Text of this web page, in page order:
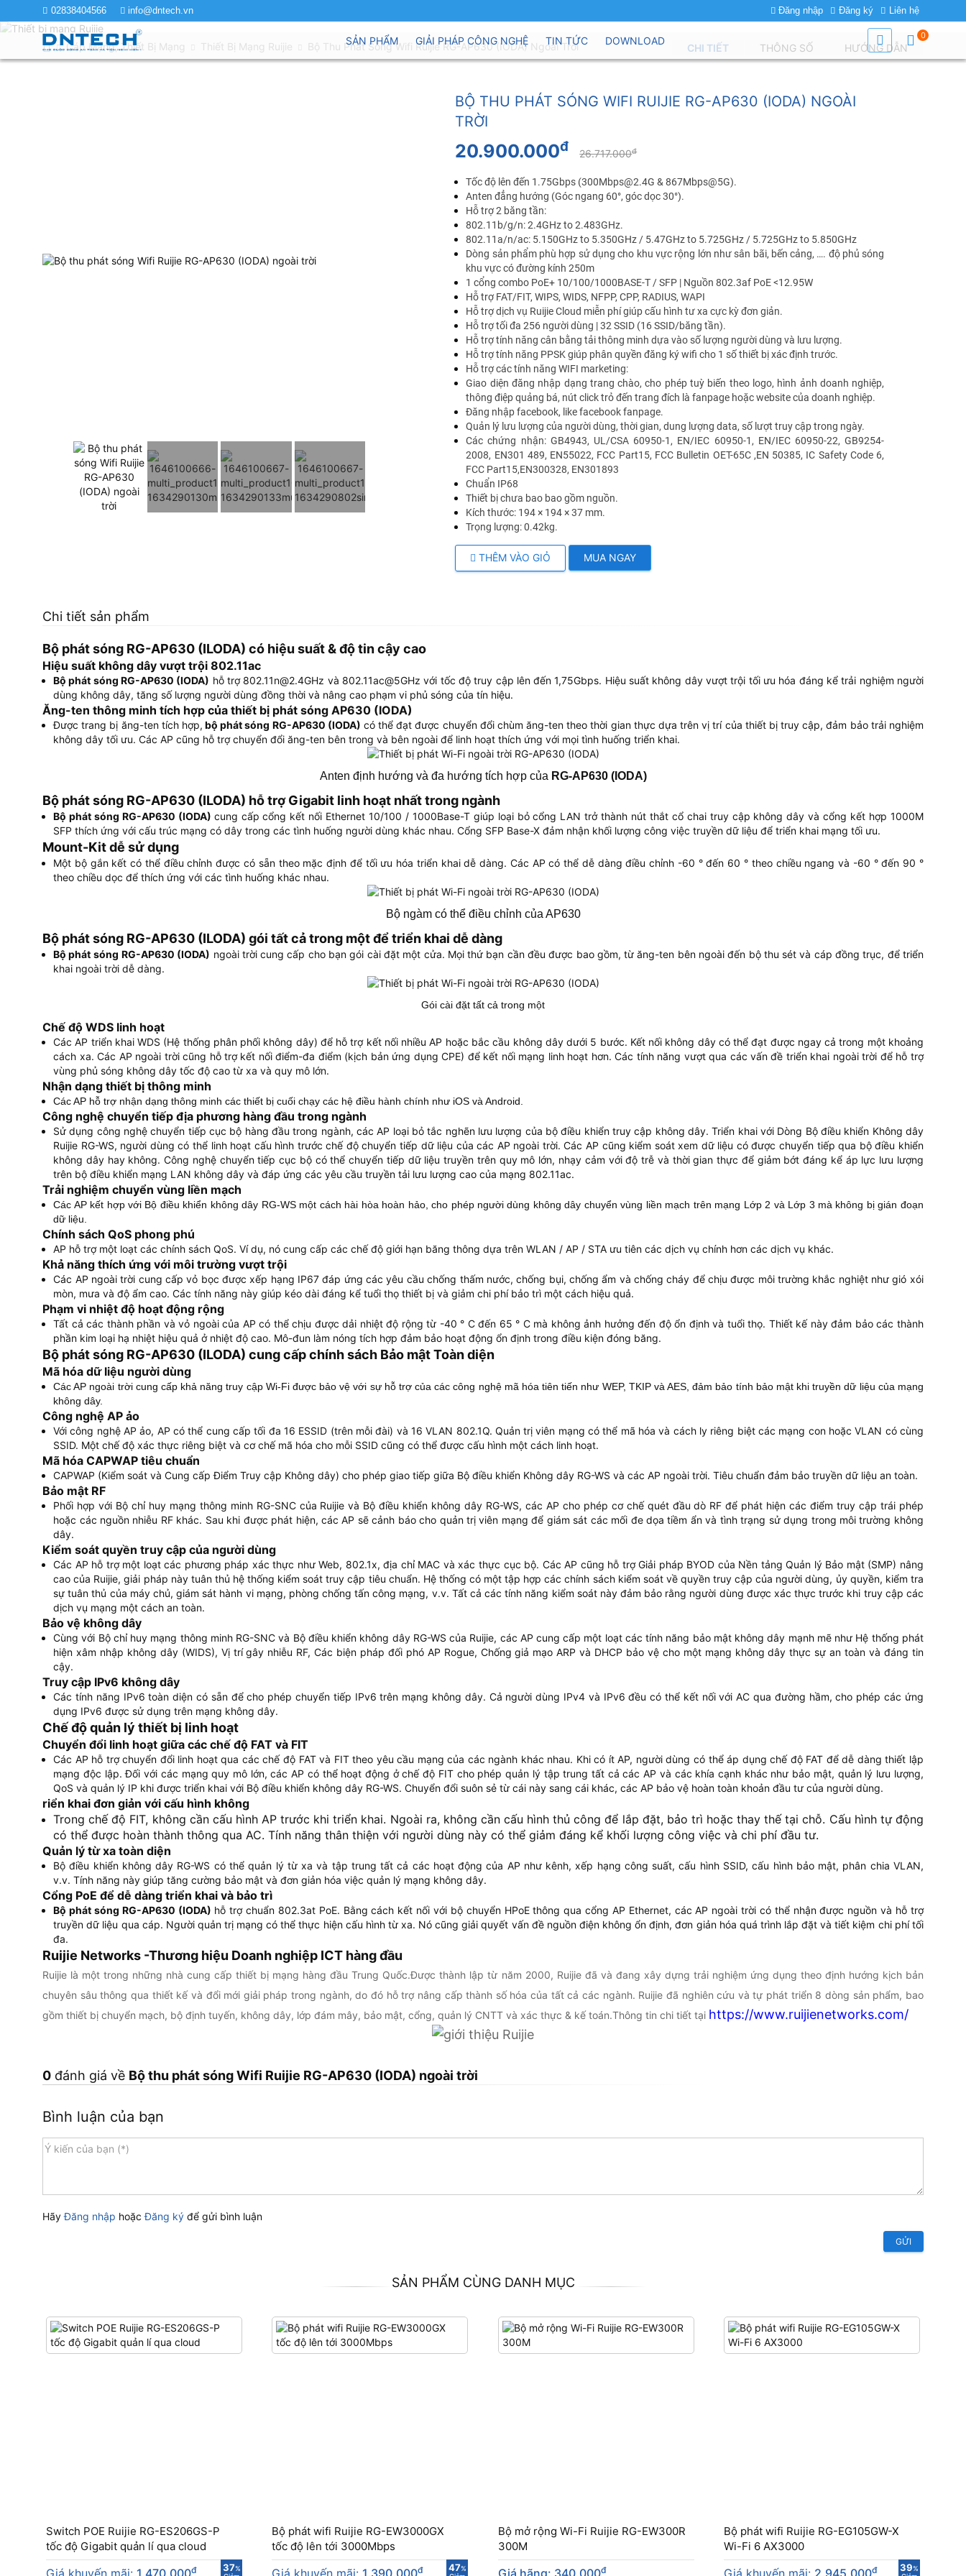
02838404566 info@dntech.vn Đăng nhập Đăng ký Liên hệ
SẢN PHẨM GIẢI PHÁP CÔNG NGHỆ TIN TỨC DOWNLOAD 0
Cáp Mạng, Thiết Bị Mạng Thiết Bị Mạng Ruijie Bộ Thu Phát Sóng Wifi Ruijie RG-AP630 (IODA) Ngoài Trời CHI TIẾT THÔNG SỐ HƯỚNG DẪN
BỘ THU PHÁT SÓNG WIFI RUIJIE RG-AP630 (IODA) NGOÀI
TRỜI
20.900.000đ 26.717.000đ
Tốc độ lên đến 1.75Gbps (300Mbps@2.4G & 867Mbps@5G).
Anten đẳng hướng (Góc ngang 60°, góc dọc 30°).
Hỗ trợ 2 băng tần:
802.11b/g/n: 2.4GHz to 2.483GHz.
802.11a/n/ac: 5.150GHz to 5.350GHz / 5.47GHz to 5.725GHz / 5.725GHz to 5.850GHz
Dòng sản phẩm phù hợp sử dụng cho khu vực rộng lớn như sân bãi, bến cảng, …. độ phủ sóng
khu vực có đường kính 250m
1 cổng combo PoE+ 10/100/1000BASE-T / SFP | Nguồn 802.3af PoE <12.95W
Hỗ trợ FAT/FIT, WIPS, WIDS, NFPP, CPP, RADIUS, WAPI
Hỗ trợ dịch vụ Ruijie Cloud miễn phí giúp cấu hình tư xa cực kỳ đơn giản.
Hỗ trợ tối đa 256 người dùng | 32 SSID (16 SSID/băng tần).
Hỗ trợ tính năng cân bằng tải thông minh dựa vào số lượng người dùng và lưu lượng.
Hỗ trợ tính năng PPSK giúp phân quyền đăng ký wifi cho 1 số thiết bị xác định trước.
Hỗ trợ các tính năng WIFI marketing:
Giao diện đăng nhập dạng trang chào, cho phép tuỳ biến theo logo, hình ảnh doanh nghiệp,
thông điệp quảng bá, nút click trỏ đến trang đích là fanpage hoặc website của doanh nghiệp.
Đăng nhập facebook, like facebook fanpage.
Quản lý lưu lượng của người dùng, thời gian, dung lượng data, số lượt truy cập trong ngày.
Các chứng nhận: GB4943, UL/CSA 60950-1, EN/IEC 60950-1, EN/IEC 60950-22, GB9254-
2008, EN301 489, EN55022, FCC Part15, FCC Bulletin OET-65C ,EN 50385, IC Safety Code 6,
FCC Part15,EN300328, EN301893
Chuẩn IP68
Thiết bị chưa bao bao gồm nguồn.
Kích thước: 194 × 194 × 37 mm.
Trọng lượng: 0.42kg.
THÊM VÀO GIỎ MUA NGAY
Chi tiết sản phẩm
Bộ phát sóng RG-AP630 (ILODA) có hiệu suất & độ tin cậy cao
Hiệu suất không dây vượt trội 802.11ac
Bộ phát sóng RG-AP630 (IODA) hỗ trợ 802.11n@2.4GHz và 802.11ac@5GHz với tốc độ truy cập lên đến 1,75Gbps. Hiệu suất không dây vượt trội tối ưu hóa đáng kể trải nghiệm người
dùng không dây, tăng số lượng người dùng đồng thời và nâng cao phạm vi phủ sóng của tín hiệu.
Ăng-ten thông minh tích hợp của thiết bị phát sóng AP630 (IODA)
Được trang bị ăng-ten tích hợp, bộ phát sóng RG-AP630 (IODA) có thể đạt được chuyển đổi chùm ăng-ten theo thời gian thực dựa trên vị trí của thiết bị truy cập, đảm bảo trải nghiệm
không dây tối ưu. Các AP cũng hỗ trợ chuyển đổi ăng-ten bên trong và bên ngoài để linh hoạt thích ứng với mọi tình huống triển khai.
Anten định hướng và đa hướng tích hợp của RG-AP630 (IODA)
Bộ phát sóng RG-AP630 (ILODA) hỗ trợ Gigabit linh hoạt nhất trong ngành
Bộ phát sóng RG-AP630 (IODA) cung cấp cổng kết nối Ethernet 10/100 / 1000Base-T giúp loại bỏ cổng LAN trở thành nút thắt cổ chai truy cập không dây và cổng kết hợp 1000M
SFP thích ứng với cấu trúc mạng có dây trong các tình huống người dùng khác nhau. Cổng SFP Base-X đảm nhận khối lượng công việc truyền dữ liệu để triển khai mạng tối ưu.
Mount-Kit dễ sử dụng
Một bộ gắn kết có thể điều chỉnh được có sẵn theo mặc định để tối ưu hóa triển khai dễ dàng. Các AP có thể dễ dàng điều chỉnh -60 ° đến 60 ° theo chiều ngang và -60 ° đến 90 °
theo chiều dọc để thích ứng với các tình huống khác nhau.
Bộ ngàm có thể điều chỉnh của AP630
Bộ phát sóng RG-AP630 (ILODA) gói tất cả trong một để triển khai dễ dàng
Bộ phát sóng RG-AP630 (IODA) ngoài trời cung cấp cho bạn gói cài đặt một cửa. Mọi thứ bạn cần đều được bao gồm, từ ăng-ten bên ngoài đến bộ thu sét và cáp đồng trục, để triển
khai ngoài trời dễ dàng.
Gói cài đặt tất cả trong một
Chế độ WDS linh hoạt
Các AP triển khai WDS (Hệ thống phân phối không dây) để hỗ trợ kết nối nhiều AP hoặc bắc cầu không dây dưới 5 bước. Kết nối không dây có thể đạt được ngay cả trong một khoảng
cách xa. Các AP ngoài trời cũng hỗ trợ kết nối điểm-đa điểm (kịch bản ứng dụng CPE) để kết nối mạng linh hoạt hơn. Các tính năng vượt qua các vấn đề triển khai ngoài trời để hỗ trợ
vùng phủ sóng không dây tốc độ cao từ xa và quy mô lớn.
Nhận dạng thiết bị thông minh
Các AP hỗ trợ nhận dạng thông minh các thiết bị cuối chạy các hệ điều hành chính như iOS và Android.
Công nghệ chuyển tiếp địa phương hàng đầu trong ngành
Sử dụng công nghệ chuyển tiếp cục bộ hàng đầu trong ngành, các AP loại bỏ tắc nghẽn lưu lượng của bộ điều khiển truy cập không dây. Triển khai với Dòng Bộ điều khiển Không dây
Ruijie RG-WS, người dùng có thể linh hoạt cấu hình trước chế độ chuyển tiếp dữ liệu của các AP ngoài trời. Các AP cũng kiểm soát xem dữ liệu có được chuyển tiếp qua bộ điều khiển
không dây hay không. Công nghệ chuyển tiếp cục bộ có thể chuyển tiếp dữ liệu truyền trên quy mô lớn, nhạy cảm với độ trễ và thời gian thực để giảm bớt đáng kể áp lực lưu lượng
trên bộ điều khiển mạng LAN không dây và đáp ứng các yêu cầu truyền tải lưu lượng cao của mạng 802.11ac.
Trải nghiệm chuyển vùng liền mạch
Các AP kết hợp với Bộ điều khiển không dây RG-WS một cách hài hòa hoàn hảo, cho phép người dùng không dây chuyển vùng liền mạch trên mạng Lớp 2 và Lớp 3 mà không bị gián đoạn
dữ liệu.
Chính sách QoS phong phú
AP hỗ trợ một loạt các chính sách QoS. Ví dụ, nó cung cấp các chế độ giới hạn băng thông dựa trên WLAN / AP / STA ưu tiên các dịch vụ chính hơn các dịch vụ khác.
Khả năng thích ứng với môi trường vượt trội
Các AP ngoài trời cung cấp vỏ bọc được xếp hạng IP67 đáp ứng các yêu cầu chống thấm nước, chống bụi, chống ẩm và chống cháy để chịu được môi trường khắc nghiệt như gió xói
mòn, mưa và độ ẩm cao. Các tính năng này giúp kéo dài đáng kể tuổi thọ thiết bị và giảm chi phí bảo trì một cách hiệu quả.
Phạm vi nhiệt độ hoạt động rộng
Tất cả các thành phần và vỏ ngoài của AP có thể chịu được dải nhiệt độ rộng từ -40 ° C đến 65 ° C mà không ảnh hưởng đến độ ổn định và tuổi thọ. Thiết kế này đảm bảo các thành
phần kim loại hạ nhiệt hiệu quả ở nhiệt độ cao. Mô-đun làm nóng tích hợp đảm bảo hoạt động ổn định trong điều kiện đóng băng.
Bộ phát sóng RG-AP630 (ILODA) cung cấp chính sách Bảo mật Toàn diện
Mã hóa dữ liệu người dùng
Các AP ngoài trời cung cấp khả năng truy cập Wi-Fi được bảo vệ với sự hỗ trợ của các công nghệ mã hóa tiên tiến như WEP, TKIP và AES, đảm bảo tính bảo mật khi truyền dữ liệu của mạng
không dây.
Công nghệ AP ảo
Với công nghệ AP ảo, AP có thể cung cấp tối đa 16 ESSID (trên mỗi đài) và 16 VLAN 802.1Q. Quản trị viên mạng có thể mã hóa và cách ly riêng biệt các mạng con hoặc VLAN có cùng
SSID. Một chế độ xác thực riêng biệt và cơ chế mã hóa cho mỗi SSID cũng có thể được cấu hình một cách linh hoạt.
Mã hóa CAPWAP tiêu chuẩn
CAPWAP (Kiểm soát và Cung cấp Điểm Truy cập Không dây) cho phép giao tiếp giữa Bộ điều khiển Không dây RG-WS và các AP ngoài trời. Tiêu chuẩn đảm bảo truyền dữ liệu an toàn.
Bảo mật RF
Phối hợp với Bộ chỉ huy mạng thông minh RG-SNC của Ruijie và Bộ điều khiển không dây RG-WS, các AP cho phép cơ chế quét đầu dò RF để phát hiện các điểm truy cập trái phép
hoặc các nguồn nhiễu RF khác. Sau khi được phát hiện, các AP sẽ cảnh báo cho quản trị viên mạng để giám sát các mối đe dọa tiềm ẩn và tình trạng sử dụng trong môi trường không
dây.
Kiểm soát quyền truy cập của người dùng
Các AP hỗ trợ một loạt các phương pháp xác thực như Web, 802.1x, địa chỉ MAC và xác thực cục bộ. Các AP cũng hỗ trợ Giải pháp BYOD của Nền tảng Quản lý Bảo mật (SMP) nâng
cao của Ruijie, giải pháp này tuân thủ hệ thống kiểm soát truy cập tiêu chuẩn. Hệ thống có một tập hợp các chính sách kiểm soát về quyền truy cập của người dùng, ủy quyền, kiểm tra
sự tuân thủ của máy chủ, giám sát hành vi mạng, phòng chống tấn công mạng, v.v. Tất cả các tính năng kiểm soát này đảm bảo rằng người dùng được xác thực trước khi truy cập các
dịch vụ mạng một cách an toàn.
Bảo vệ không dây
Cùng với Bộ chỉ huy mạng thông minh RG-SNC và Bộ điều khiển không dây RG-WS của Ruijie, các AP cung cấp một loạt các tính năng bảo mật không dây mạnh mẽ như Hệ thống phát
hiện xâm nhập không dây (WIDS), Vị trí gây nhiễu RF, Các biện pháp đối phó AP Rogue, Chống giả mạo ARP và DHCP bảo vệ cho một mạng không dây thực sự an toàn và đáng tin
cậy.
Truy cập IPv6 không dây
Các tính năng IPv6 toàn diện có sẵn để cho phép chuyển tiếp IPv6 trên mạng không dây. Cả người dùng IPv4 và IPv6 đều có thể kết nối với AC qua đường hầm, cho phép các ứng
dụng IPv6 được sử dụng trên mạng không dây.
Chế độ quản lý thiết bị linh hoạt
Chuyển đổi linh hoạt giữa các chế độ FAT và FIT
Các AP hỗ trợ chuyển đổi linh hoạt qua các chế độ FAT và FIT theo yêu cầu mạng của các ngành khác nhau. Khi có ít AP, người dùng có thể áp dụng chế độ FAT để dễ dàng thiết lập
mạng độc lập. Đối với các mạng quy mô lớn, các AP có thể hoạt động ở chế độ FIT cho phép quản lý tập trung tất cả các AP và các khía cạnh khác như bảo mật, quản lý lưu lượng,
QoS và quản lý IP khi được triển khai với Bộ điều khiển không dây RG-WS. Chuyển đổi suôn sẻ từ cái này sang cái khác, các AP bảo vệ hoàn toàn khoản đầu tư của người dùng.
riển khai đơn giản với cấu hình không
Trong chế độ FIT, không cần cấu hình AP trước khi triển khai. Ngoài ra, không cần cấu hình thủ công để lắp đặt, bảo trì hoặc thay thế tại chỗ. Cấu hình tự động
có thể được hoàn thành thông qua AC. Tính năng thân thiện với người dùng này có thể giảm đáng kể khối lượng công việc và chi phí đầu tư.
Quản lý từ xa toàn diện
Bộ điều khiển không dây RG-WS có thể quản lý từ xa và tập trung tất cả các hoạt động của AP như kênh, xếp hạng công suất, cấu hình SSID, cấu hình bảo mật, phân chia VLAN,
v.v. Tính năng này giúp tăng cường bảo mật và đơn giản hóa việc quản lý mạng không dây.
Cổng PoE để dễ dàng triển khai và bảo trì
Bộ phát sóng RG-AP630 (IODA) hỗ trợ chuẩn 802.3at PoE. Bằng cách kết nối với bộ chuyển HPoE thông qua cổng AP Ethernet, các AP ngoài trời có thể nhận được nguồn và hỗ trợ
truyền dữ liệu qua cáp. Người quản trị mạng có thể thực hiện cấu hình từ xa. Nó cũng giải quyết vấn đề nguồn điện không ổn định, đơn giản hóa quá trình lắp đặt và tiết kiệm chi phí tối
đa.
Ruijie Networks -Thương hiệu Doanh nghiệp ICT hàng đầu
Ruijie là một trong những nhà cung cấp thiết bị mạng hàng đầu Trung Quốc.Được thành lập từ năm 2000, Ruijie đã và đang xây dựng trải nghiệm ứng dụng theo định hướng kịch bản
chuyên sâu thông qua thiết kế và đổi mới giải pháp trong ngành, do đó hỗ trợ nâng cấp thành số hóa của tất cả các ngành. Ruijie đã nghiên cứu và tự phát triển 8 dòng sản phẩm, bao
gồm thiết bị chuyển mạch, bộ định tuyến, không dây, lớp đám mây, bảo mật, cổng, quản lý CNTT và xác thực & kế toán.Thông tin chi tiết tại https://www.ruijienetworks.com/
0đánh giá về Bộ thu phát sóng Wifi Ruijie RG-AP630 (IODA) ngoài trời
Bình luận của bạn
HãyĐăng nhập hoặcĐăng ký để gửi bình luận
GỬI
SẢN PHẨM CÙNG DANH MỤC
Switch POE Ruijie RG-ES206GS-P
tốc độ Gigabit quản lí qua cloud
37%
đ
Bộ phát wifi Ruijie RG-EW3000GX
tốc độ lên tới 3000Mbps
47%
đ
Bộ mở rộng Wi-Fi Ruijie RG-EW300R
300M
đ
Bộ phát wifi Ruijie RG-EG105GW-X
Wi-Fi 6 AX3000
39%
đ